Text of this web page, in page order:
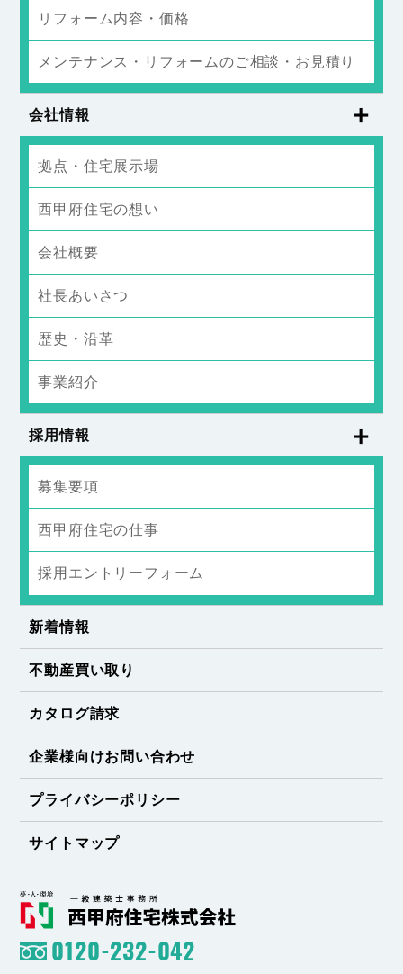
リフォーム内容・価格
メンテナンス・リフォームのご相談・お見積り
会社情報
拠点・住宅展示場
西甲府住宅の想い
会社概要
社長あいさつ
歴史・沿革
事業紹介
採用情報
募集要項
西甲府住宅の仕事
採用エントリーフォーム
新着情報
不動産買い取り
カタログ請求
企業様向けお問い合わせ
プライバシーポリシー
サイトマップ
0120-232-042